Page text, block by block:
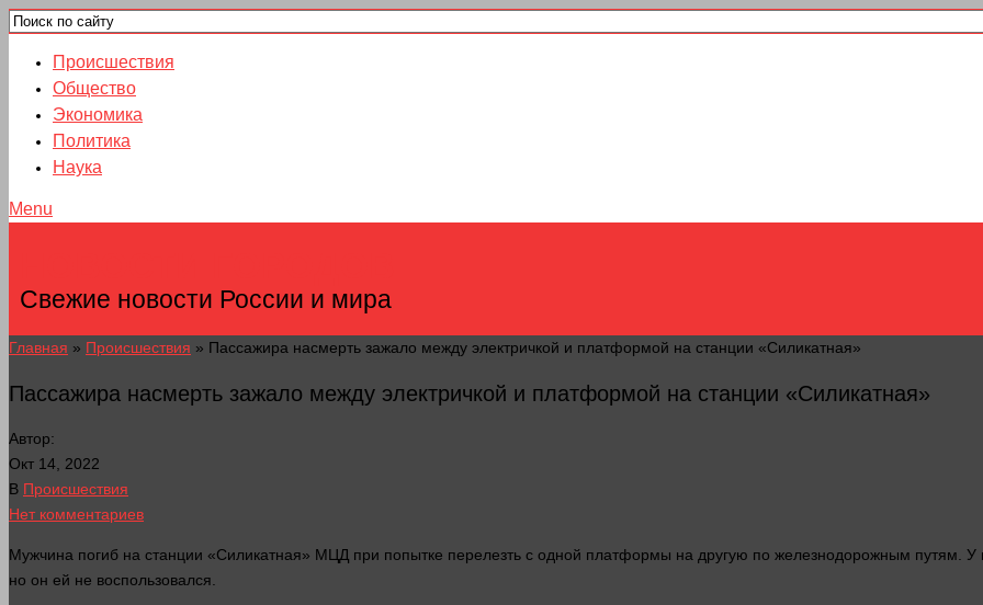
Происшествия
Общество
Экономика
Политика
Наука
Menu
Свежие новости России и мира
Главная » Происшествия » Пассажира насмерть зажало между электричкой и платформой на станции «Силикатная»
Пассажира насмерть зажало между электричкой и платформой на станции «Силикатная»
Автор:
Окт 14, 2022
В Происшествия
Нет комментариев
Мужчина погиб на станции «Силикатная» МЦД при попытке перелезть с одной платформы на другую по железнодорожным путям. У
но он ей не воспользовался.